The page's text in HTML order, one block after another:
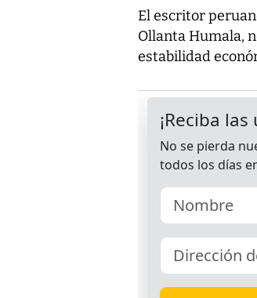
El escritor
Ollanta Humala,
estabilidad